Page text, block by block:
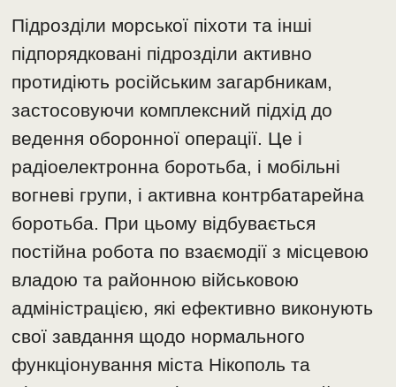
Підрозділи морської піхоти та інші
підпорядковані підрозділи активно
протидіють російським загарбникам,
застосовуючи комплексний підхід до
ведення оборонної операції. Це і
радіоелектронна боротьба, і мобільні
вогневі групи, і активна контрбатарейна
боротьба. При цьому відбувається
постійна робота по взаємодії з місцевою
владою та районною військовою
адміністрацією, які ефективно виконують
свої завдання щодо нормального
функціонування міста Нікополь та